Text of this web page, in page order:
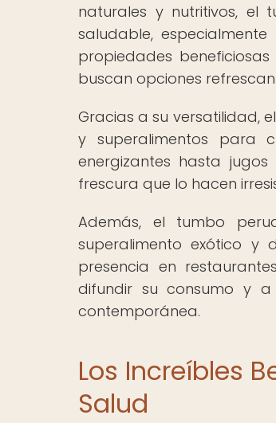
naturales y nutritivos, el
saludable,
propiedades
buscan opciones
Gracias a su versatilidad,
y superalimentos para
energizantes hasta
frescura que lo hacen
Además, el tumbo
superalimento exótico y
presencia en
difundir su consumo y a
contemporánea.
Los Increíbles
Salud